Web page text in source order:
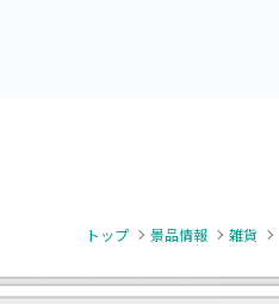
トップ 景品情報 雑貨